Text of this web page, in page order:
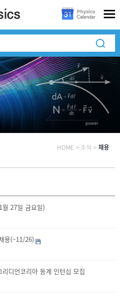
HOME > 소식 > 채용
27일 금요일)
용(~11/26)
디언코리아 동계 인턴십 모집